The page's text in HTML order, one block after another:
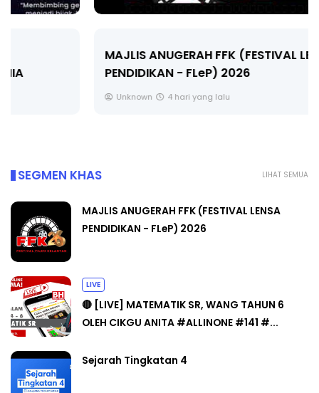
MAJLIS ANUGERAH FFK (FESTIVAL LENSA
PENDIDIKAN - FLeP) 2026
4 hari yang lalu
LIHAT SEMUA
SEGMEN KHAS
MAJLIS ANUGERAH FFK (FESTIVAL LENSA
PENDIDIKAN - FLeP) 2026
LIVE
🔴 [LIVE] MATEMATIK SR, WANG TAHUN 6
OLEH CIKGU ANITA #ALLINONE #141 #...
Sejarah Tingkatan 4